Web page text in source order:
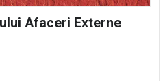
Afaceri Externe